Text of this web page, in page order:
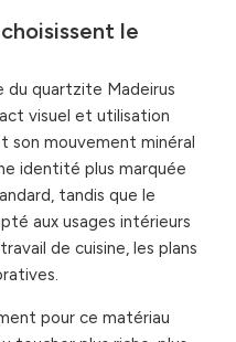
le
du quartzite Madeirus
visuel et utilisation
son mouvement minéral
identité plus marquée
tandis que le
aux usages intérieurs
de cuisine, les plans
pour ce matériau